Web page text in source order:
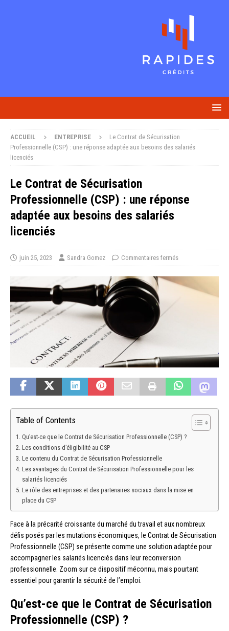
ACCUEIL ENTREPRISE
Le Contrat de Sécurisation
Professionnelle (CSP) : une réponse adaptée aux besoins des salariés
licenciés
Le Contrat de Sécurisation
Professionnelle (CSP) : une réponse
adaptée aux besoins des salariés
licenciés
juin 25, 2023 Sandra Gomez Commentaires fermés
Table of Contents
Qu’est-ce que le Contrat de Sécurisation Professionnelle (CSP) ?
Les conditions d’éligibilité au CSP
Le contenu du Contrat de Sécurisation Professionnelle
Les avantages du Contrat de Sécurisation Professionnelle pour les
salariés licenciés
Le rôle des entreprises et des partenaires sociaux dans la mise en
place du CSP
Face à la précarité croissante du marché du travail et aux nombreux
défis posés par les mutations économiques, le Contrat de Sécurisation
Professionnelle (CSP) se présente comme une solution adaptée pour
accompagner les salariés licenciés dans leur reconversion
professionnelle. Zoom sur ce dispositif méconnu, mais pourtant
essentiel pour garantir la sécurité de l’emploi.
Qu’est-ce que le Contrat de Sécurisation
Professionnelle (CSP) ?